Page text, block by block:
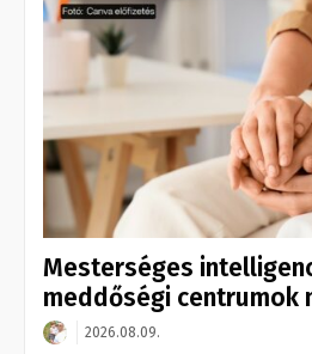
Mesterséges
meddőségi centrumok
2026.08.09.